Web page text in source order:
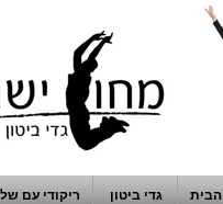
הבית גדי ביטון ריקודי עם